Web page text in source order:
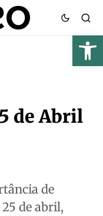
de Abril
de
de abril,